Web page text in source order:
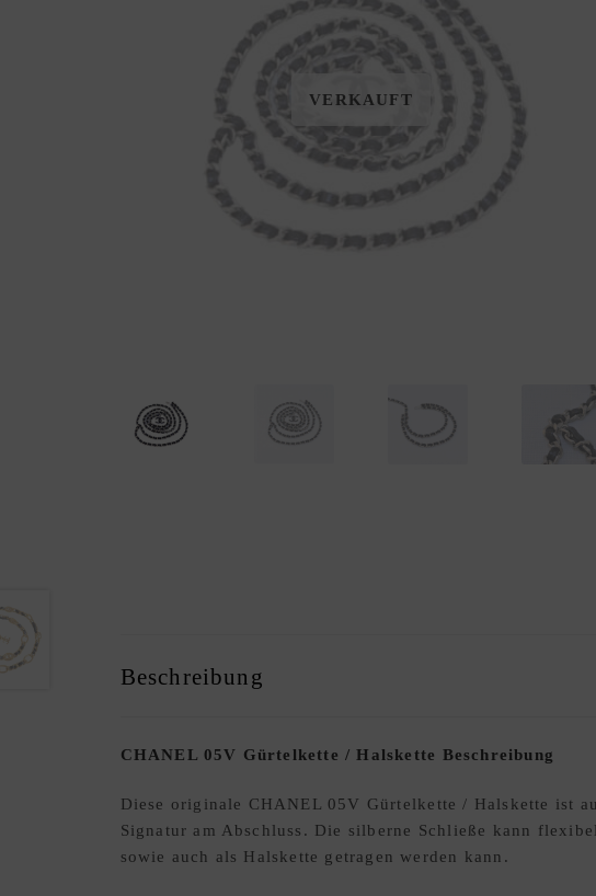
VERKAUFT
Beschreibung
CHANEL 05V Gürtelkette / Halskette Beschreibung
Diese originale CHANEL 05V Gürtelkette / Halskette ist
Signatur am Abschluss. Die silberne Schließe kann
sowie auch als Halskette getragen werden kann.